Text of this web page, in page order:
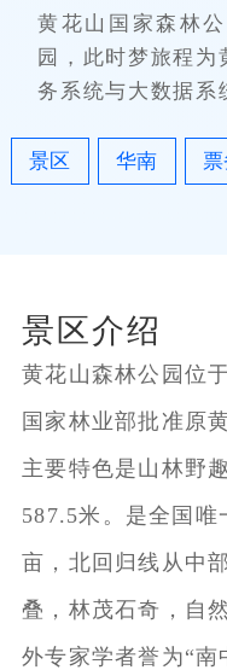
黄花山国家森林
园，此时梦旅程为
务系统与大数据系
化。
景区 华南
景区介绍
黄花山森林公园位
国家林业部批准原
主要特色是山林野
587.5米。是全国
亩，北回归线从中
叠，林茂石奇，自
外专家学者誉为“南